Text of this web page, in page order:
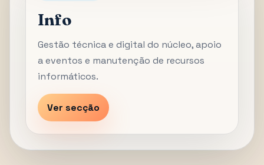
Info
Gestão técnica e digital do núcleo, apoio
a eventos e manutenção de recursos
informáticos.
Ver secção